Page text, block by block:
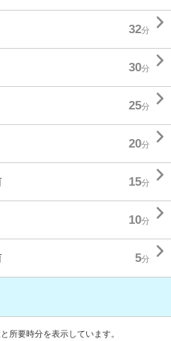
32分 
30分 
25分 
20分 
15分 
10分 
5分 
所要時分を表示しています。